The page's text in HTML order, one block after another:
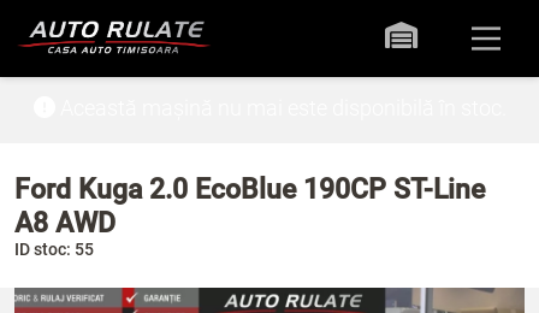
Ford Kuga 2.0 EcoBlue 190CP ST-Line
A8 AWD
ID stoc: 55